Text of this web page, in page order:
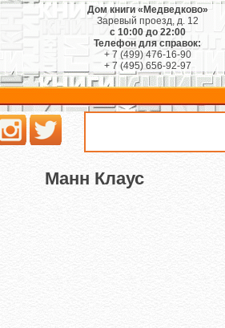
Дом книги «Медведково»
Заревый проезд, д. 12
с 10:00 до 22:00
Телефон для справок:
+ 7 (499) 476-16-90
+ 7 (495) 656-92-97
Манн Клаус